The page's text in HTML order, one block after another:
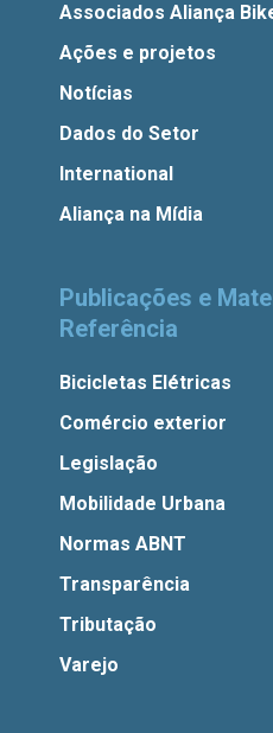
Associados Aliança
Ações e projetos
Notícias
Dados do Setor
International
Aliança na Mídia
Publicações e
Referência
Bicicletas Elétricas
Comércio exterior
Legislação
Mobilidade Urbana
Normas ABNT
Transparência
Tributação
Varejo